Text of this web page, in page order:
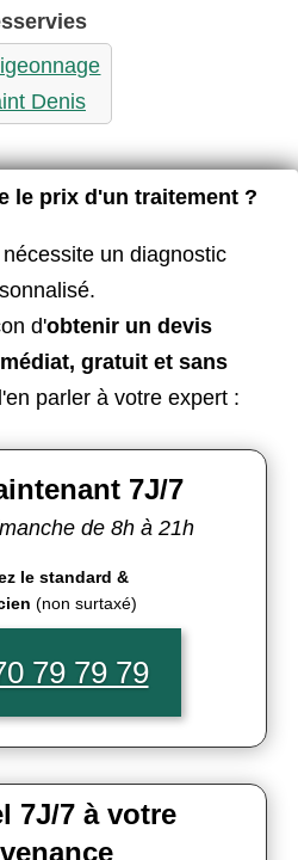
Denis
le prix d'un traitement ?
un diagnostic
d'obtenir un devis
gratuit et sans
parler à votre expert :
7J/7
de 8h à 21h
le standard &
(non surtaxé)
79 79 79
7J/7 à votre